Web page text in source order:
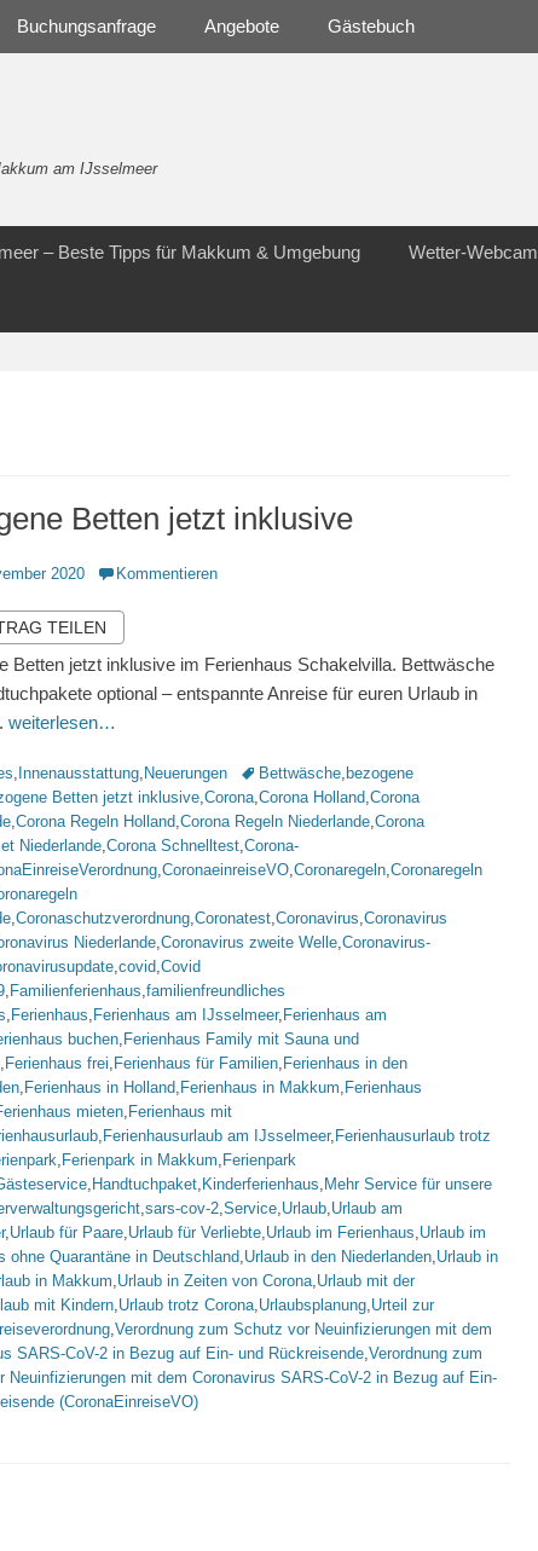
Buchungsanfrage Angebote Gästebuch
am IJsselmeer
– Beste Tipps für Makkum & Umgebung Wetter-Webcam
Betten jetzt inklusive
2020 Kommentieren
TEILEN
Betten jetzt inklusive im Ferienhaus Schakelvilla. Bettwäsche
optional – entspannte Anreise für euren Urlaub in
weiterlesen…
, Innenausstattung, Neuerungen Schlagworte
Bettwäsche, bezogene
Betten jetzt inklusive,Corona,Corona Holland,Corona
,Corona Regeln Holland,Corona Regeln Niederlande,Corona
Niederlande,Corona Schnelltest,Corona-
,CoronaeinreiseVO,Coronaregeln,Coronaregeln
,Coronaschutzverordnung,Coronatest,Coronavirus,Coronavirus
Niederlande,Coronavirus zweite Welle,Coronavirus-
,covid,Covid
, Familienferienhaus,familienfreundliches
, Ferienhaus, Ferienhaus am IJsselmeer, Ferienhaus am
buchen, Ferienhaus Family mit Sauna und
, Ferienhaus frei, Ferienhaus für Familien, Ferienhaus in den
, Ferienhaus in Holland, Ferienhaus in Makkum, Ferienhaus
mieten, Ferienhaus mit
, Ferienhausurlaub am IJsselmeer, Ferienhausurlaub trotz
, Ferienpark in Makkum, Ferienpark
, Handtuchpaket, Kinderferienhaus, Mehr Service für unsere
,sars-cov-2,Service,Urlaub,Urlaub am
,Urlaub für Paare,Urlaub für Verliebte,Urlaub im Ferienhaus,Urlaub im
ohne Quarantäne in Deutschland,Urlaub in den Niederlanden,Urlaub in
in Makkum,Urlaub in Zeiten von Corona,Urlaub mit der
mit Kindern,Urlaub trotz Corona,Urlaubsplanung,Urteil zur
,Verordnung zum Schutz vor Neuinfizierungen mit dem
SARS-CoV-2 in Bezug auf Ein- und Rückreisende,Verordnung zum
Neuinfizierungen mit dem Coronavirus SARS-CoV-2 in Bezug auf Ein-
(CoronaEinreiseVO)